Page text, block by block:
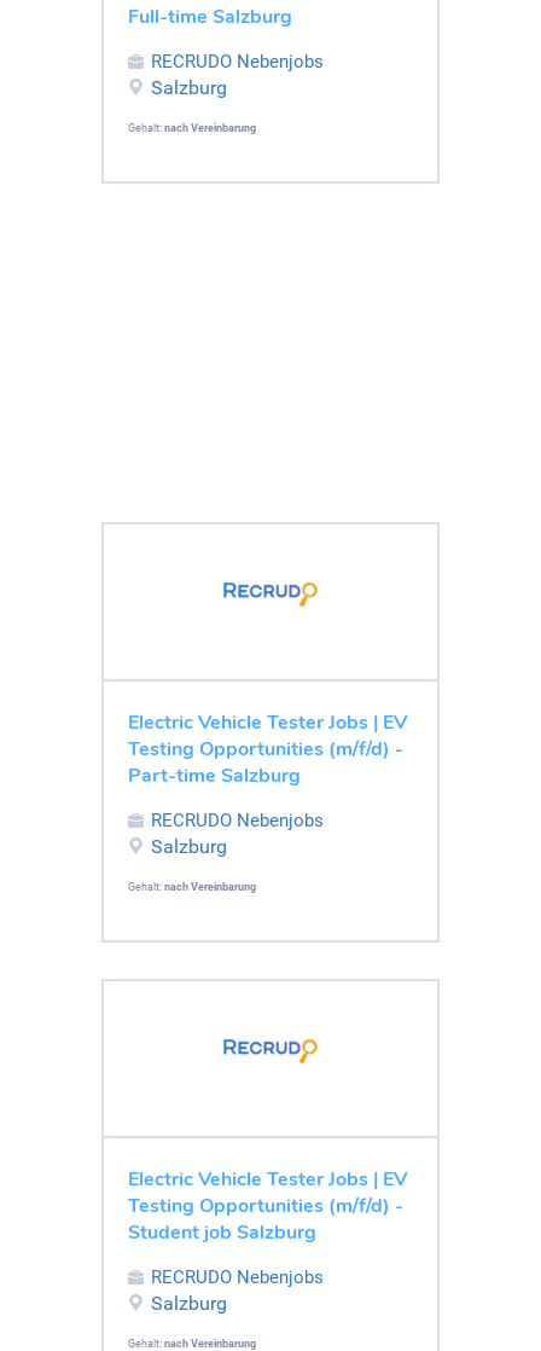
Full-time Salzburg
RECRUDO Nebenjobs
Salzburg
Gehalt: nach Vereinbarung
Electric Vehicle Tester Jobs | EV
Testing Opportunities (m/f/d) -
Part-time Salzburg
RECRUDO Nebenjobs
Salzburg
Gehalt: nach Vereinbarung
Electric Vehicle Tester Jobs | EV
Testing Opportunities (m/f/d) -
Student job Salzburg
RECRUDO Nebenjobs
Salzburg
Gehalt: nach Vereinbarung